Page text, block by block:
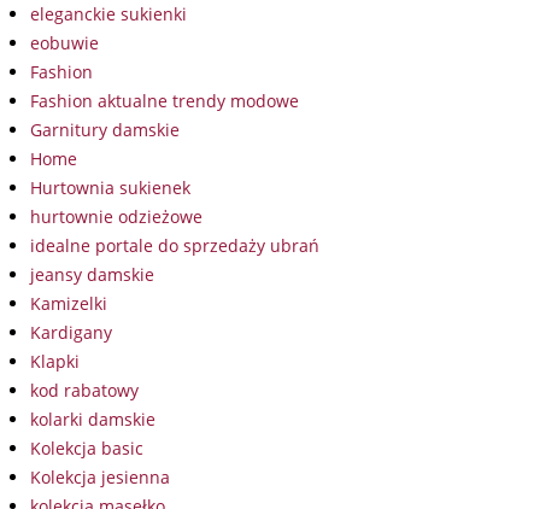
eleganckie sukienki
eobuwie
Fashion
Fashion aktualne trendy modowe
Garnitury damskie
Home
Hurtownia sukienek
hurtownie odzieżowe
idealne portale do sprzedaży ubrań
jeansy damskie
Kamizelki
Kardigany
Klapki
kod rabatowy
kolarki damskie
Kolekcja basic
Kolekcja jesienna